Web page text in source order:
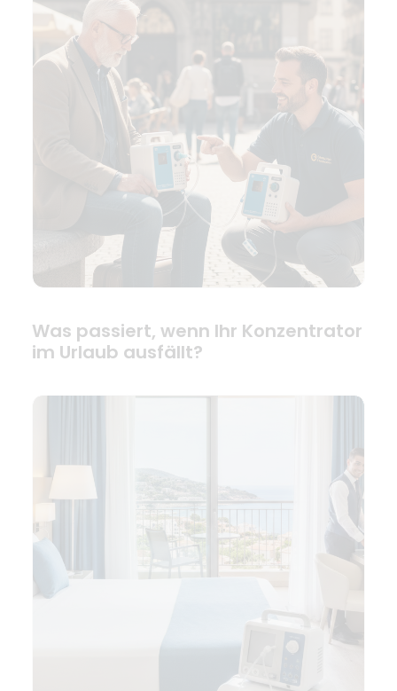
Was passiert, wenn Ihr Konzentrator
im Urlaub ausfällt?